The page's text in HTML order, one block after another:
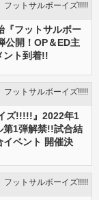
フットサルボーイズ!!!!!
『フットサルボー
公開！OP＆ED主
ント到着!!
フットサルボーイズ!!!!!
ズ!!!!!』2022年1
第1弾解禁!!試合結
イベント 開催決
フットサルボーイズ!!!!!